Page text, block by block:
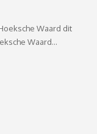
Waard dit
Waard…